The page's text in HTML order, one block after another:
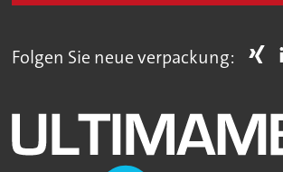
Folgen Sie neue verpackung: